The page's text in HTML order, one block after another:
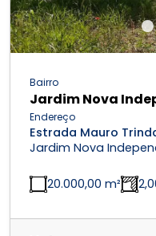
Bairro
Jardim Nova
Endereço
Estrada Mauro
Jardim Nova
20.000,00 m²